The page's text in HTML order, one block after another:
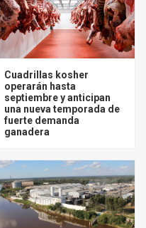
Cuadrillas kosher
operarán hasta
septiembre y anticipan
una nueva temporada de
fuerte demanda
ganadera